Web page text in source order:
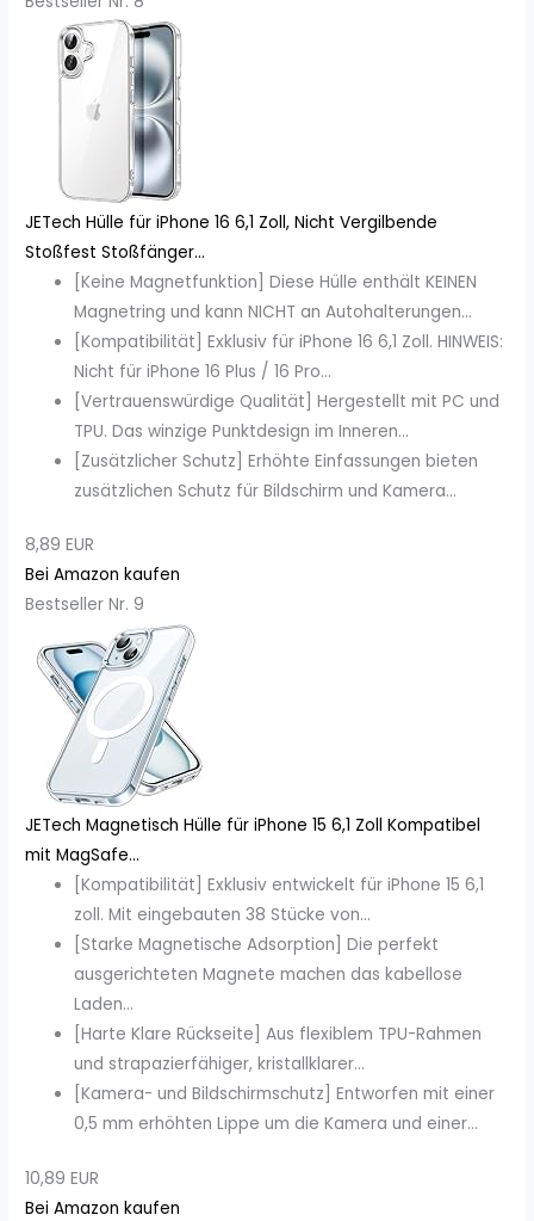
JETech Hülle für iPhone 16 6,1 Zoll, Nicht Vergilbende
Stoßfest Stoßfänger...
[Keine Magnetfunktion] Diese Hülle enthält KEINEN
Magnetring und kann NICHT an Autohalterungen...
[Kompatibilität] Exklusiv für iPhone 16 6,1 Zoll. HINWEIS:
Nicht für iPhone 16 Plus / 16 Pro...
[Vertrauenswürdige Qualität] Hergestellt mit PC und
TPU. Das winzige Punktdesign im Inneren...
[Zusätzlicher Schutz] Erhöhte Einfassungen bieten
zusätzlichen Schutz für Bildschirm und Kamera...
8,89 EUR
Bei Amazon kaufen
Bestseller Nr. 9
JETech Magnetisch Hülle für iPhone 15 6,1 Zoll Kompatibel
mit MagSafe...
[Kompatibilität] Exklusiv entwickelt für iPhone 15 6,1
zoll. Mit eingebauten 38 Stücke von...
[Starke Magnetische Adsorption] Die perfekt
ausgerichteten Magnete machen das kabellose
Laden...
[Harte Klare Rückseite] Aus flexiblem TPU-Rahmen
und strapazierfähiger, kristallklarer...
[Kamera- und Bildschirmschutz] Entworfen mit einer
0,5 mm erhöhten Lippe um die Kamera und einer...
10,89 EUR
Bei Amazon kaufen